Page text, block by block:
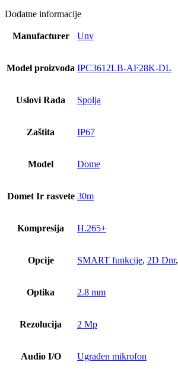
Dodatne informacije
Manufacturer Unv
Model proizvoda IPC3612LB-AF28K-DL
Uslovi Rada Spolja
Zaštita IP67
Model Dome
Domet Ir rasvete 30m
Kompresija H.265+
Opcije SMART funkcije, 2D Dnr,
Optika 2.8 mm
Rezolucija 2 Mp
Audio I/O Ugrađen mikrofon